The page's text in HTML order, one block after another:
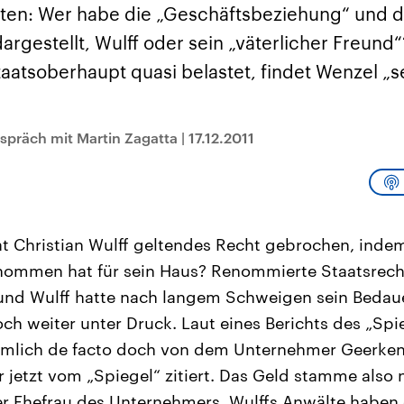
gehören die
Einfluss auf das
Der Überfall der
Terrororganisation
auf Israel hat in der
zerstören. Diese wird wie
die Hisbollah im Libanon
Der Iran – seit der
1979 auch
von einem
Wer habe die „Geschäftsbeziehung“ und
Wulff oder sein „väterlicher
quasi belastet, findet Wenzel
mit Martin Zagatta | 17.12.2011
Christian Wulff geltendes Recht gebrochen,
hat für sein Haus? Renommierte
Wulff hatte nach langem Schweigen sein
weiter unter Druck. Laut eines Berichts des
de facto doch von dem Unternehmer
jetzt vom „Spiegel“ zitiert. Das Geld stamme also